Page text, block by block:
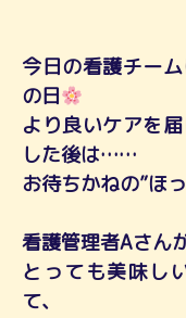
今日の看護チー
の日
より良いケアを
した後は……
お待ちかねの”ほ
看護管理者Aさん
とっても美味し
て、